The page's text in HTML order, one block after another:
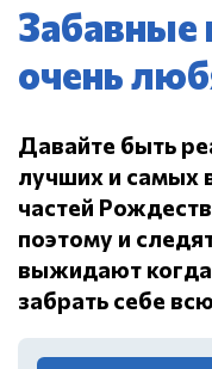
Забавные
очень
Давайте быть
лучших и самых
частей
поэтому и
выжидают
забрать себе